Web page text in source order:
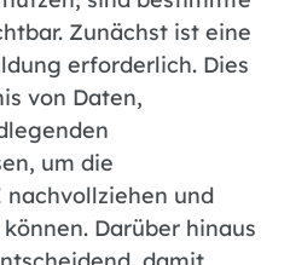
Zunächst ist eine
erforderlich. Dies
von Daten,
um die
und
Darüber hinaus